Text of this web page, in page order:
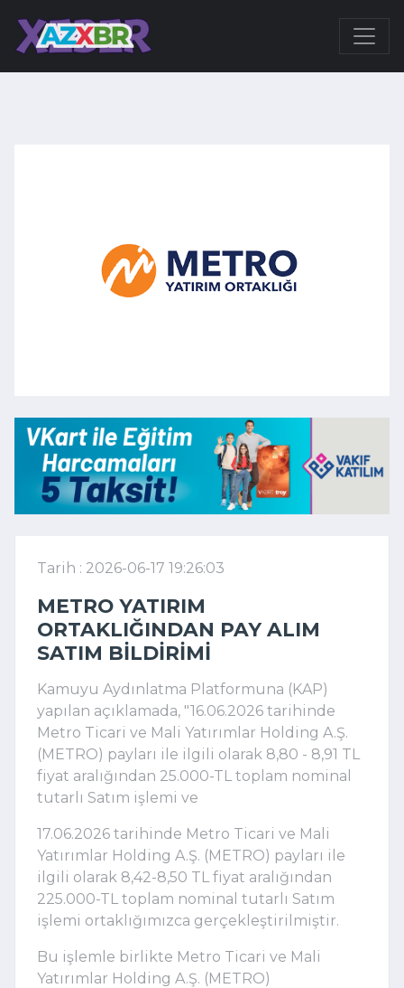
Tarih : 2026-06-17 19:26:03
METRO YATIRIM
ORTAKLIĞINDAN PAY ALIM
SATIM BILDIRIMI
Kamuyu Aydınlatma Platformuna (KAP)
yapılan açıklamada, "16.06.2026 tarihinde
Metro Ticari ve Mali Yatırımlar Holding A.Ş.
(METRO) payları ile ilgili olarak 8,80 - 8,91 TL
fiyat aralığından 25.000-TL toplam nominal
tutarlı Satım işlemi ve
17.06.2026 tarihinde Metro Ticari ve Mali
Yatırımlar Holding A.Ş. (METRO) payları ile
ilgili olarak 8,42-8,50 TL fiyat aralığından
225.000-TL toplam nominal tutarlı Satım
işlemi ortaklığımızca gerçekleştirilmiştir.
Bu işlemle birlikte Metro Ticari ve Mali
Yatırımlar Holding A.Ş. (METRO)